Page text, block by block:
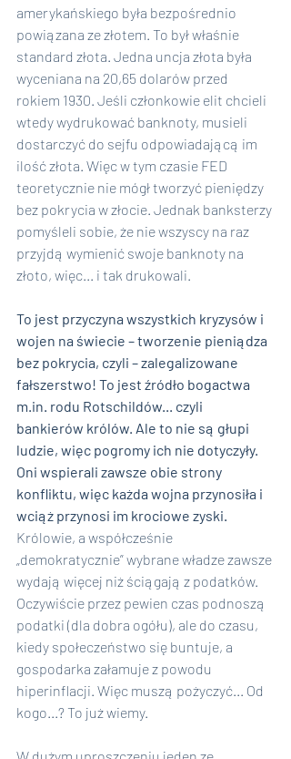
amerykańskiego była bezpośrednio
powiązana ze złotem. To był właśnie
standard złota. Jedna uncja złota była
wyceniana na 20,65 dolarów przed
rokiem 1930. Jeśli członkowie elit chcieli
wtedy wydrukować banknoty, musieli
dostarczyć do sejfu odpowiadającą im
ilość złota. Więc w tym czasie FED
teoretycznie nie mógł tworzyć pieniędzy
bez pokrycia w złocie. Jednak banksterzy
pomyśleli sobie, że nie wszyscy na raz
przyjdą wymienić swoje banknoty na
złoto, więc... i tak drukowali.
To jest przyczyna wszystkich kryzysów i
wojen na świecie – tworzenie pieniądza
bez pokrycia, czyli – zalegalizowane
fałszerstwo! To jest źródło bogactwa
m.in. rodu Rotschildów... czyli
bankierów królów. Ale to nie są głupi
ludzie, więc pogromy ich nie dotyczyły.
Oni wspierali zawsze obie strony
konfliktu, więc każda wojna przynosiła i
wciąż przynosi im krociowe zyski.
Królowie, a współcześnie
„demokratycznie” wybrane władze zawsze
wydają więcej niż ściągają z podatków.
Oczywiście przez pewien czas podnoszą
podatki (dla dobra ogółu), ale do czasu,
kiedy społeczeństwo się buntuje, a
gospodarka załamuje z powodu
hiperinflacji. Więc muszą pożyczyć... Od
kogo...? To już wiemy.
W dużym uproszczeniu jeden ze